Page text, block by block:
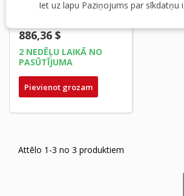
siltummainis
886,36 $
2 NEDĒĻU LAIKĀ NO
PASŪTĪJUMA
Pievienot grozam
Attēlo 1-3 no 3 produktiem
Iet uz lapu Paziņojums par sīkdatņu